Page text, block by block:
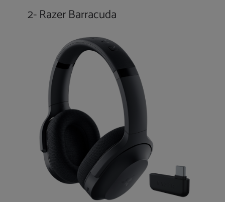
2- Razer Barracuda